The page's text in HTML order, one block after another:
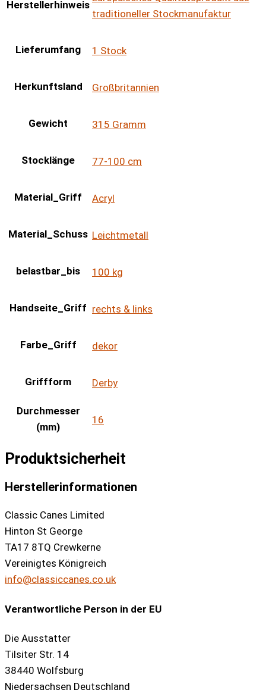
Herstellerhinweis
traditioneller Stockmanufaktur
Lieferumfang 1 Stock
Herkunftsland Großbritannien
Gewicht 315 Gramm
Stocklänge 77-100 cm
Material_Griff Acryl
Material_Schuss Leichtmetall
belastbar_bis 100 kg
Handseite_Griff rechts & links
Farbe_Griff dekor
Griffform Derby
Durchmesser
(mm)
16
Produktsicherheit
Herstellerinformationen
Classic Canes Limited
Hinton St George
TA17 8TQ Crewkerne
Vereinigtes Königreich
info@classiccanes.co.uk
Verantwortliche Person in der EU
Die Ausstatter
Tilsiter Str. 14
38440 Wolfsburg
Niedersachsen Deutschland